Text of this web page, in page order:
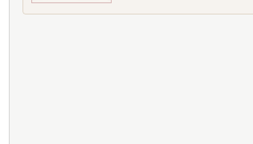
IBERYA HAVAYOLLARI GÜNEŞ